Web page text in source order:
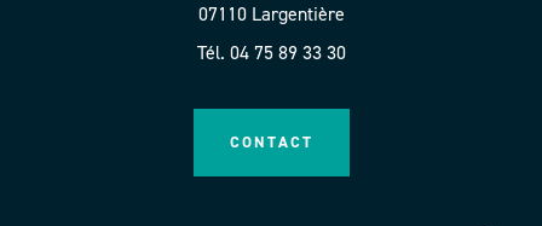
07110 Largentière
Tél. 04 75 89 33 30
CONTACT